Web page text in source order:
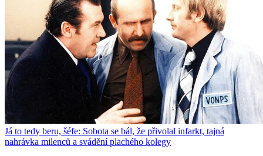
Já to tedy beru, šéfe: Sobota se bál, že přivolal infarkt, tajná
nahrávka milenců a svádění plachého kolegy